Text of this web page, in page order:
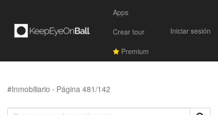
Apps
Crear tour
Premium
Iniciar sesión
#Inmobiliario - Página 481/142